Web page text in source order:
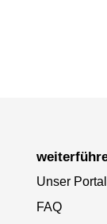
Unser Portal
FAQ